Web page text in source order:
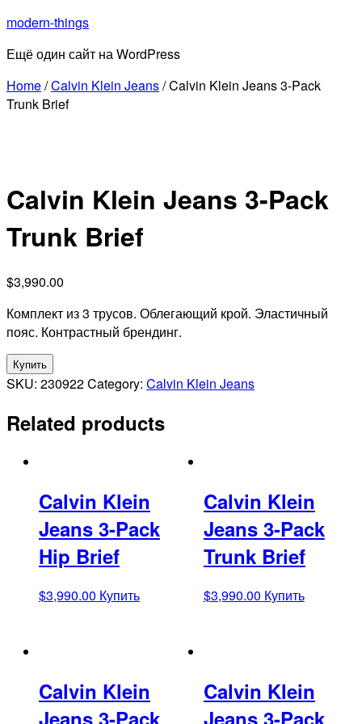
Перейти
содержимому
modern-things
Ещё один сайт на WordPress
Home/Calvin Klein Jeans/ Calvin Klein Jeans 3-Pack
Trunk Brief
Calvin Klein Jeans 3-Pack
Trunk Brief
$3,990.00
Комплект из 3 трусов. Облегающий крой. Эластичный
пояс. Контрастный брендинг.
Купить
SKU: 230922Category: Calvin Klein Jeans
Related products
Calvin Klein
Jeans 3-Pack
Hip Brief
$3,990.00 Купить
Calvin Klein
Jeans 3-Pack
Trunk Brief
$3,990.00 Купить
Calvin Klein
Calvin Klein